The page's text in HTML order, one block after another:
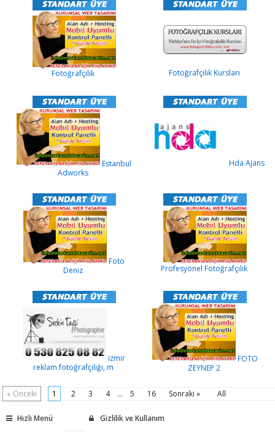
Fotoğrafçılık Fotoğrafçılık Kursları
Estanbul
Adworks
Hda Ajans
Foto
Deniz
Profesyonel Fotoğrafçılık
izmir
reklam fotoğrafçılığı, m
FOTO
ZEYNEP 2
« Önceki 1 2 3 4 ... 5 16 Sonraki » All
Hızlı Menü
Gizlilik ve Kullanım